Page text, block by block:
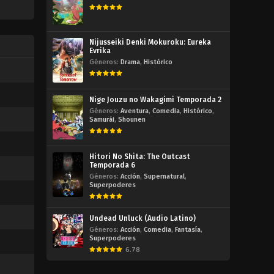
Nijusseiki Denki Mokuroku: Eureka
Evrika
Géneros: Drama, Histórico
Nige Jouzu no Wakagimi Temporada 2
Géneros: Aventura, Comedia, Histórico,
Samurái, Shounen
Hitori No Shita: The Outcast
Temporada 6
Géneros: Acción, Supernatural,
Superpoderes
Undead Unluck (Audio Latino)
Géneros: Acción, Comedia, Fantasía,
Superpoderes
6.78